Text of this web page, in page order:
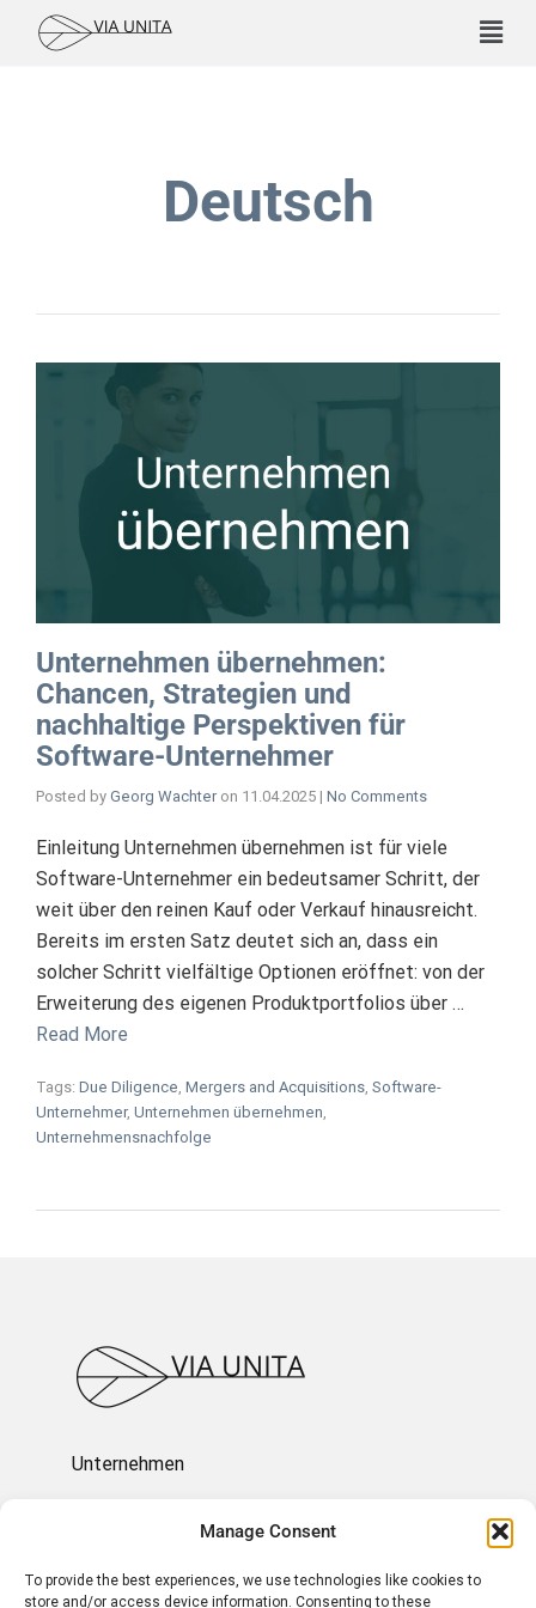
Manage Consent
To provide the best experiences, we use technologies like cookies to
store and/or access device information. Consenting to these
Deutsch
Unternehmen übernehmen:
Chancen, Strategien und
nachhaltige Perspektiven für
Software-Unternehmer
Posted by Georg Wachter on 11.04.2025 | No Comments
Einleitung Unternehmen übernehmen ist für viele
Software-Unternehmer ein bedeutsamer Schritt, der
weit über den reinen Kauf oder Verkauf hinausreicht.
Bereits im ersten Satz deutet sich an, dass ein
solcher Schritt vielfältige Optionen eröffnet: von der
Erweiterung des eigenen Produktportfolios über …
Read More
Tags: Due Diligence, Mergers and Acquisitions, Software-
Unternehmer, Unternehmen übernehmen,
Unternehmensnachfolge
Unternehmen
Über uns